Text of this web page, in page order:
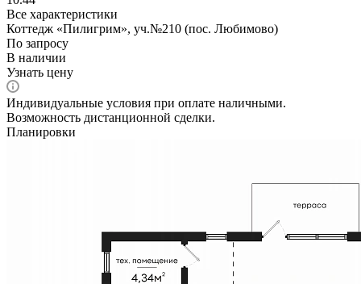
Все характеристики
Коттедж «Пилигрим», уч.№210 (пос. Любимово)
По запросу
В наличии
Узнать цену
Индивидуальные условия при оплате наличными.
Возможность дистанционной сделки.
Планировки